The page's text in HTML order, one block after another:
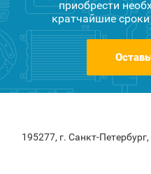
приобрести
кратчайшие
195277, г. Санкт-